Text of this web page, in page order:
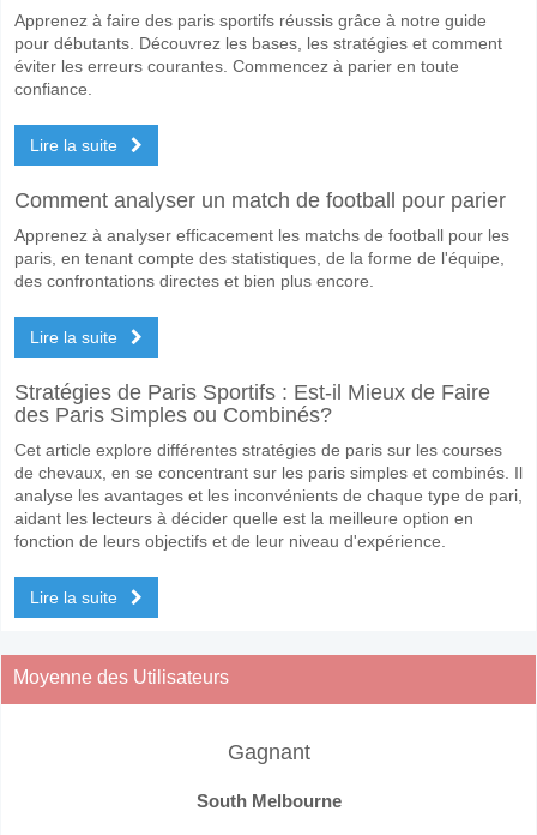
Apprenez à faire des paris sportifs réussis grâce à notre guide
pour débutants. Découvrez les bases, les stratégies et comment
éviter les erreurs courantes. Commencez à parier en toute
confiance.
Lire la suite
Comment analyser un match de football pour parier
Apprenez à analyser efficacement les matchs de football pour les
paris, en tenant compte des statistiques, de la forme de l'équipe,
des confrontations directes et bien plus encore.
Lire la suite
Stratégies de Paris Sportifs : Est-il Mieux de Faire
des Paris Simples ou Combinés?
Cet article explore différentes stratégies de paris sur les courses
de chevaux, en se concentrant sur les paris simples et combinés. Il
analyse les avantages et les inconvénients de chaque type de pari,
aidant les lecteurs à décider quelle est la meilleure option en
fonction de leurs objectifs et de leur niveau d'expérience.
Lire la suite
Moyenne des Utilisateurs
Gagnant
South Melbourne